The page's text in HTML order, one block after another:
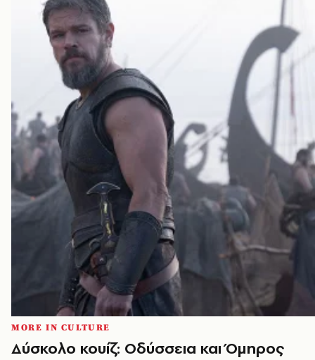
MORE IN CULTURE
Δύσκολο κουίζ: Οδύσσεια και Όμηρος